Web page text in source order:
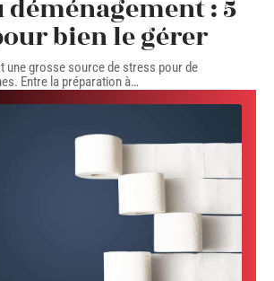
déménagement : 5
bien le gérer
une grosse source de stress pour de
Entre la préparation à…